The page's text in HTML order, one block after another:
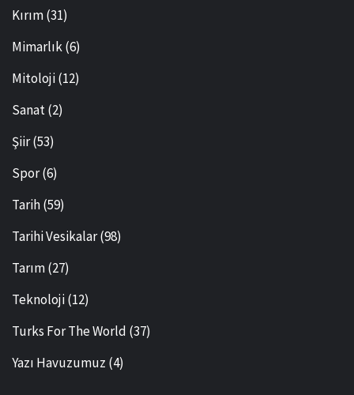
Kırım(31)
Mimarlık(6)
Mitoloji(12)
Sanat(2)
Şiir(53)
Spor(6)
Tarih(59)
Tarihi Vesikalar(98)
Tarım(27)
Teknoloji(12)
Turks For The World (37)
Yazı Havuzumuz (4)